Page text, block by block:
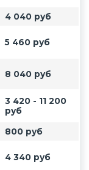
4 040 руб
5 460 руб
8 040 руб
3 420 - 11 200
руб
800 руб
4 340 руб